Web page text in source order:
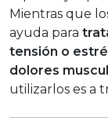
Mientras que
ayuda para
tensión o
dolores
utilizarlos es a